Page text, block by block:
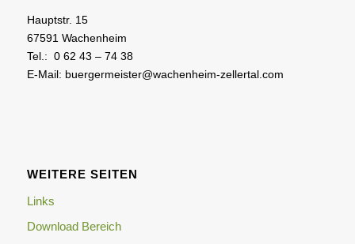
Hauptstr. 15
67591 Wachenheim
Tel.: 0 62 43 – 74 38
E-Mail: buergermeister@wachenheim-zellertal.com
WEITERE SEITEN
Links
Download Bereich